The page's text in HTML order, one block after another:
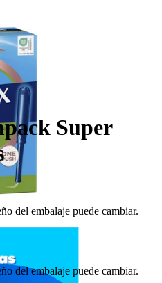
Super
del embalaje puede cambiar.
del embalaje puede cambiar.